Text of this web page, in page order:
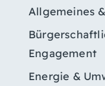
Allgemeines
Engagement
Energie &